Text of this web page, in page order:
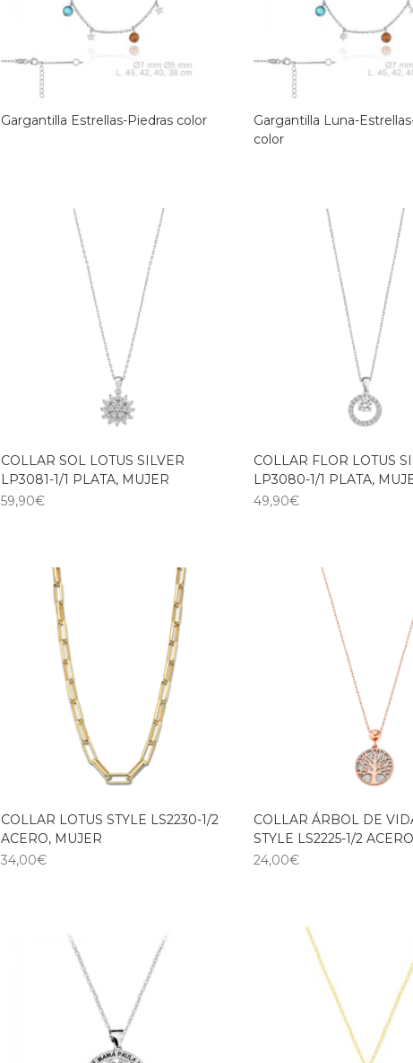
Gargantilla Estrellas-Piedras color
Gargantilla Luna-
color
COLLAR SOL LOTUS SILVER
LP3081-1/1 PLATA, MUJER
59,90€
COLLAR FLOR LOTUS
LP3080-1/1 PLATA,
49,90€
COLLAR LOTUS STYLE LS2230-1/2
ACERO, MUJER
34,00€
COLLAR ÁRBOL DE
STYLE LS2225-1/2
24,00€